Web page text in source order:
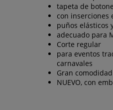
tapeta de
con inserciones
puños elásticos
adecuado para
Corte regular
para eventos
carnavales
Gran comodidad
NUEVO, con